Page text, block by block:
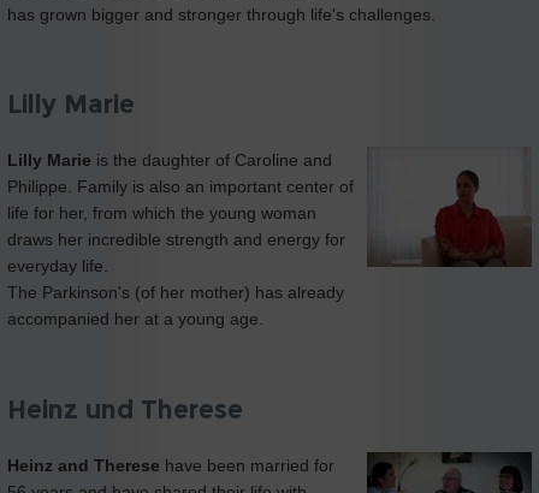
has grown bigger and stronger through life's challenges.
Lilly Marie
Lilly Marie is the daughter of Caroline and
Philippe. Family is also an important center of
life for her, from which the young woman
draws her incredible strength and energy for
everyday life.
The Parkinson's (of her mother) has already
accompanied her at a young age.
Heinz und Therese
Heinz and Therese have been married for